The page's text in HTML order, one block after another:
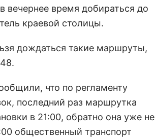
время добираться до
краевой столицы.
дождаться такие маршруты,
что по регламенту
последний раз маршрутка
в 21:00, обратно она уже не
общественный транспорт